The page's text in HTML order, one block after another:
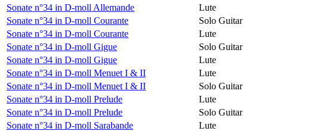
Sonate n°34 in D-moll Allemande
Lute
Sonate n°34 in D-moll Courante
Solo Guitar
Sonate n°34 in D-moll Courante
Lute
Sonate n°34 in D-moll Gigue
Solo Guitar
Sonate n°34 in D-moll Gigue
Lute
Sonate n°34 in D-moll Menuet I & II
Lute
Sonate n°34 in D-moll Menuet I & II
Solo Guitar
Sonate n°34 in D-moll Prelude
Lute
Sonate n°34 in D-moll Prelude
Solo Guitar
Sonate n°34 in D-moll Sarabande
Lute